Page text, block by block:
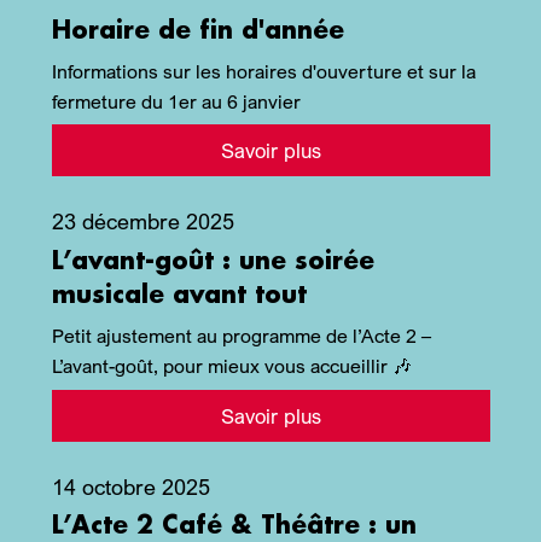
Horaire de fin d'année
Informations sur les horaires d'ouverture et sur la
fermeture du 1er au 6 janvier
Savoir plus
23 décembre 2025
L’avant-goût : une soirée
musicale avant tout
Petit ajustement au programme de l’Acte 2 –
L’avant-goût, pour mieux vous accueillir 🎶
Savoir plus
14 octobre 2025
L’Acte 2 Café & Théâtre : un